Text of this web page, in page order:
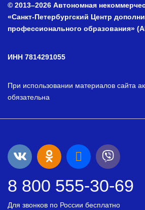
© 2013–2026 Автономная
«Санкт-Петербургский Центр
профессионального образования»
ИНН 7814291055
При использовании материалов сайта
обязательна
8 800 555-30-69
Для звонков по России бесплатно